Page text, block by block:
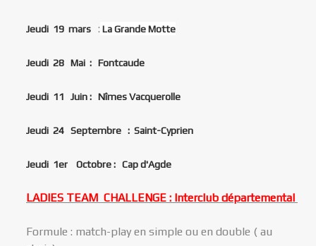
Jeudi 19 mars : La Grande Motte
Jeudi 28 Mai : Fontcaude
Jeudi 11 Juin : Nîmes Vacquerolle
Jeudi 24 Septembre : Saint-Cyprien
Jeudi 1er Octobre : Cap d'Agde
LADIES TEAM CHALLENGE : Interclub départemental
Formule : match-play en simple ou en double ( au